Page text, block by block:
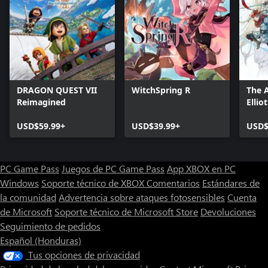
DRAGON QUEST VII
Reimagined
USD$59.99+
WitchSpring R
USD$39.99+
The
PC Game Pass Juegos de PC Game Pass App XBOX en PC
Windows Soporte técnico de XBOXComentarios Estándares de
la comunidad Advertencia sobre ataques fotosensibles Cuenta
de Microsoft Soporte técnico de Microsoft Store Devoluciones
Seguimiento de pedidos
Español (Honduras)
Tus opciones de privacidad